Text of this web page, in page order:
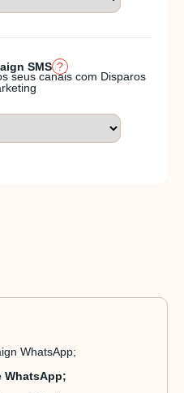
SMS ?
seus canais com Disparos
WhatsApp;
WhatsApp;